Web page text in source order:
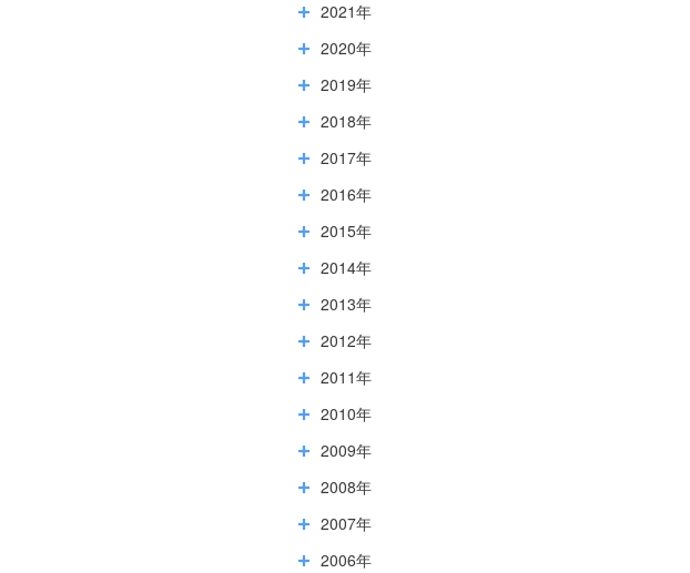
2021年
2020年
2019年
2018年
2017年
2016年
2015年
2014年
2013年
2012年
2011年
2010年
2009年
2008年
2007年
2006年